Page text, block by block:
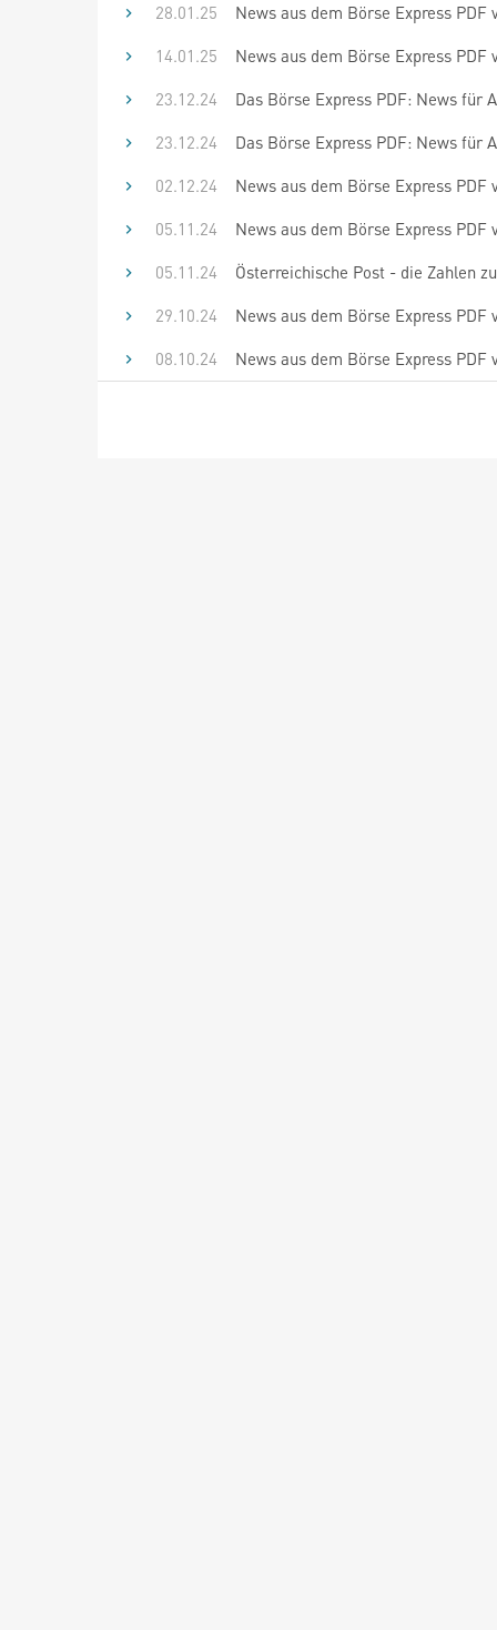
28.01.25
News aus dem Börse Express
14.01.25
News aus dem Börse Express
23.12.24
Das Börse Express PDF: News für
23.12.24
Das Börse Express PDF: News für
02.12.24
News aus dem Börse Express
05.11.24
News aus dem Börse Express
05.11.24
Österreichische Post - die Zahlen
29.10.24
News aus dem Börse Express
08.10.24
News aus dem Börse Express